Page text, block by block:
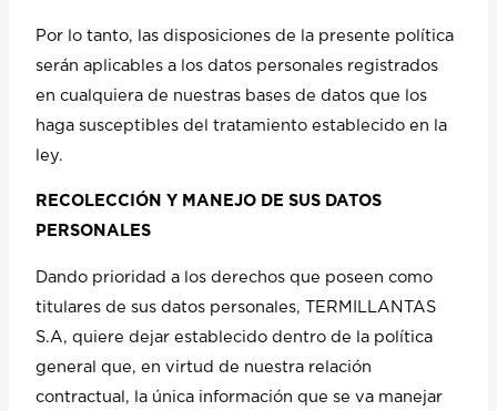
Por lo tanto, las disposiciones de la presente política
serán aplicables a los datos personales registrados
en cualquiera de nuestras bases de datos que los
haga susceptibles del tratamiento establecido en la
ley.
RECOLECCIÓN Y MANEJO DE SUS DATOS
PERSONALES
Dando prioridad a los derechos que poseen como
titulares de sus datos personales, TERMILLANTAS
S.A, quiere dejar establecido dentro de la política
general que, en virtud de nuestra relación
contractual, la única información que se va manejar